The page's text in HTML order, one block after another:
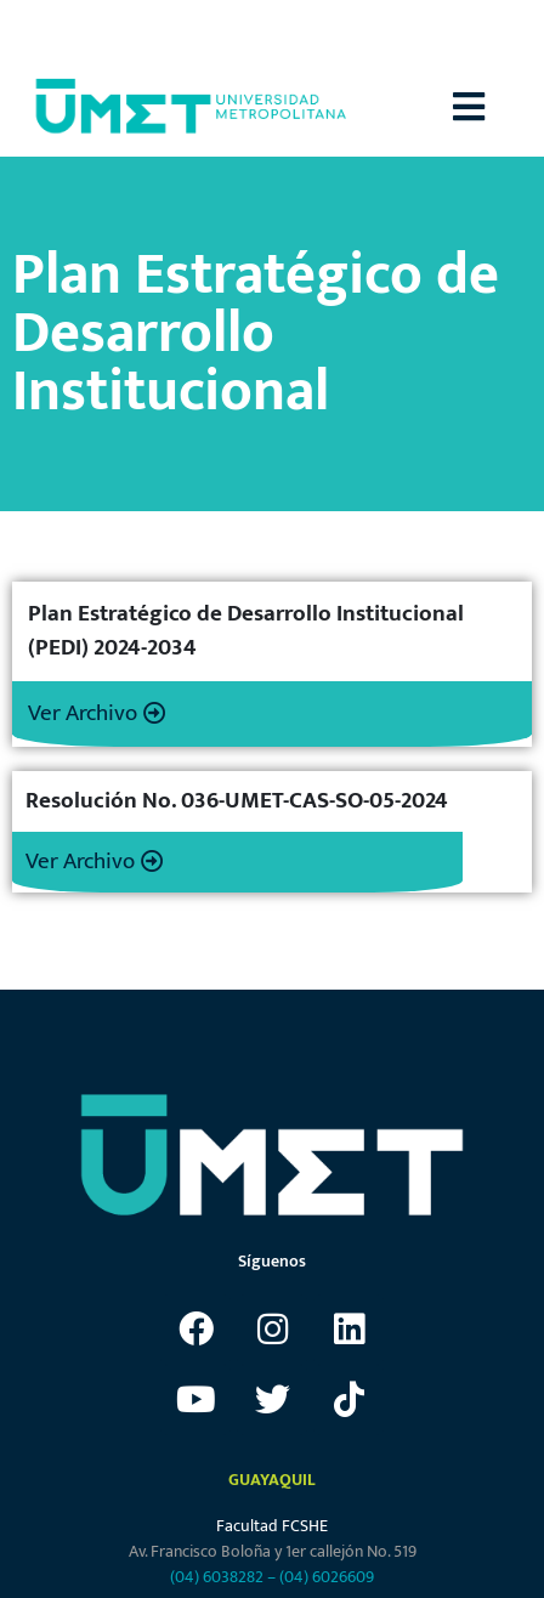
Plan Estratégico de
Desarrollo
Institucional
Plan Estratégico de Desarrollo Institucional
(PEDI) 2024-2034
Ver Archivo
Resolución No. 036-UMET-CAS-SO-05-2024
Ver Archivo
Síguenos
GUAYAQUIL
Facultad FCSHE
Av. Francisco Boloña y 1er callejón No. 519
(04) 6038282–(04) 6026609